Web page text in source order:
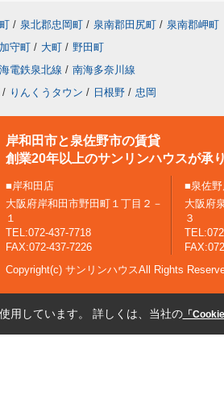
/ 泉北郡忠岡町 / 泉南郡田尻町 / 泉南郡岬町
加守町 / 大町 / 野田町
電鉄泉北線 / 南海多奈川線
/ りんくうタウン / 日根野 / 忠岡
岸和田市と泉佐野市の賃貸
創業20年以上のサンリンハウスが承り
■岸和田店
大阪府岸和田市野田町１丁目２－
１
TEL:072-437-7718
FAX:072-437-7226
■泉佐
大阪府
３
Copyright(c) サンリンハウスAll Rights
用しています。 詳しくは、当社の「Cookie